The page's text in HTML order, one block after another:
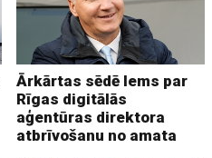
Ārkārtas sēdē lems par
Rīgas digitālās
aģentūras direktora
atbrīvošanu no amata